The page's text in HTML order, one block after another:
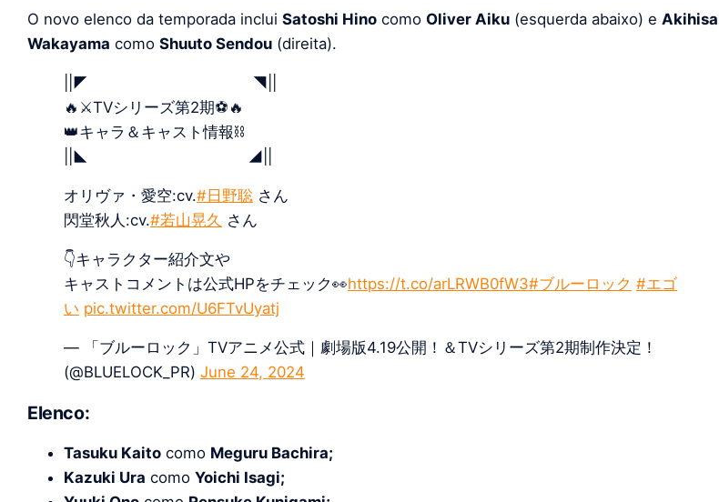
O novo elenco da temporada inclui Satoshi Hino como Oliver Aiku (esquerda abaixo) e Akihisa
Wakayama como Shuuto Sendou (direita).
||◤ ◥||
🔥⚔TVシリーズ第2期⚽🔥
👑キャラ＆キャスト情報⛓
||◣ ◢||
オリヴァ・愛空:cv.#日野聡 さん
閃堂秋人:cv.#若山晃久 さん
👇キャラクター紹介文や
キャストコメントは公式HPをチェック👀https://t.co/arLRWB0fW3#ブルーロック #エゴ
い pic.twitter.com/U6FTvUyatj
— 「ブルーロック」TVアニメ公式｜劇場版4.19公開！＆TVシリーズ第2期制作決定！
(@BLUELOCK_PR) June 24, 2024
Elenco:
Tasuku Kaito como Meguru Bachira;
Kazuki Ura como Yoichi Isagi;